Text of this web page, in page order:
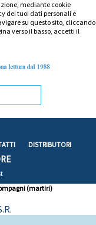
mediante cookie
dei tuoi dati personali e
su questo sito, cliccando
verso il basso, accetti il
DISTRIBUTORI
(martiri)